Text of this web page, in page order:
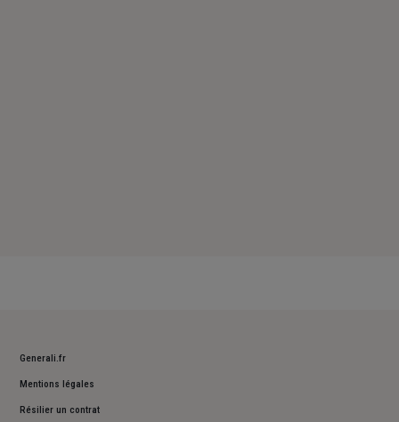
Generali.fr
Mentions légales
Résilier un contrat